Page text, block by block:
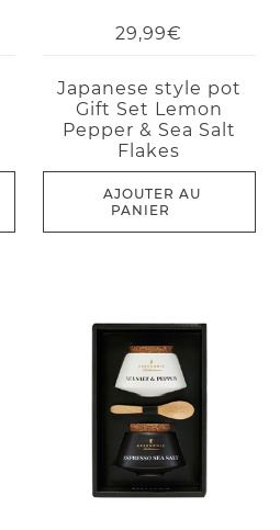
29,99€
Japanese style pot
Gift Set Lemon
Pepper & Sea Salt
Flakes
AJOUTER AU
PANIER